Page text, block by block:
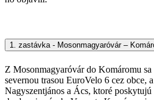
1. zastávka - Mosonmagyaróvár –
Z Mosonmagyaróvár do Komáromu
severnou trasou EuroVelo 6 cez obce,
Nagyszentjános a Ács, ktoré